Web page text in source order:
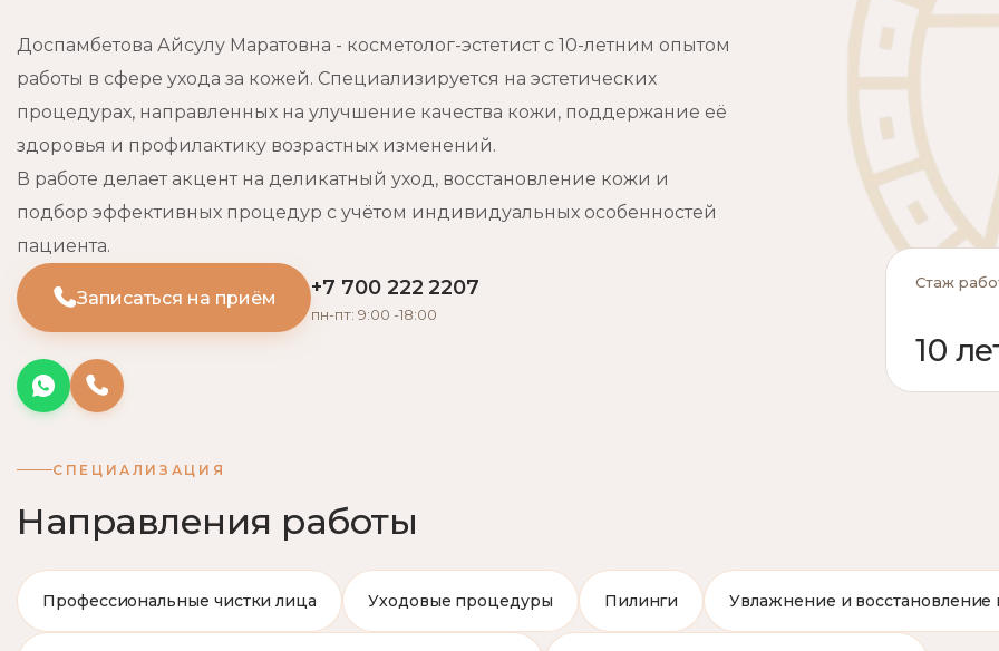
Пирсинг
Доспамбетова Айсулу Маратовна - косметолог-эстетист с 10-летним опытом
работы в сфере ухода за кожей. Специализируется на эстетических
процедурах, направленных на улучшение качества кожи, поддержание её
здоровья и профилактику возрастных изменений.
В работе делает акцент на деликатный уход, восстановление кожи и
подбор эффективных процедур с учётом индивидуальных особенностей
пациента.
Записаться на приём +7 700 222 2207
пн-пт: 9:00 -18:00
Стаж
10
СПЕЦИАЛИЗАЦИЯ
Направления работы
Профессиональные чистки лица Уходовые процедуры Пилинги Увлажнение и